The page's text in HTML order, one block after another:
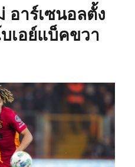
อาร์เซนอลตั้ง
เอย์แบ็คขวา